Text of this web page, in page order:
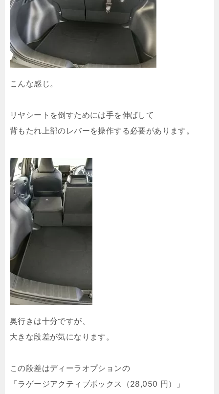
こんな感じ。
リヤシートを倒すためには手を伸ばして
背もたれ上部のレバーを操作する必要があります。
奥行きは十分ですが、
大きな段差が気になります。
この段差はディーラオプションの
「ラゲージアクティブボックス（28,050 円）」